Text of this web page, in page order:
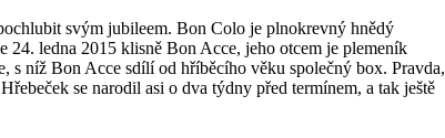
svým jubileem. Bon Colo je plnokrevný hnědý
24. ledna 2015 klisně Bon Acce, jeho otcem je plemeník
s níž Bon Acce sdílí od hříběcího věku společný box. Pravda,
se narodil asi o dva týdny před termínem, a tak ještě